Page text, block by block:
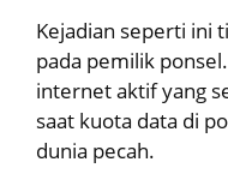
Kejadian seperti ini
pada pemilik
internet aktif yang
saat kuota data di
dunia pecah.